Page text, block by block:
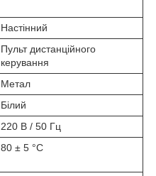
Настінний
Пульт дистанційного
керування
Метал
Білий
220 В / 50 Гц
80 ± 5 °C